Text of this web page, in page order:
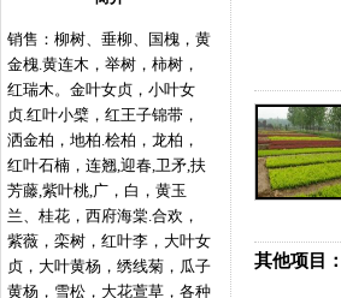
销售：柳树、垂柳、国槐，黄
金槐.黄连木，举树，柿树，
红瑞木。金叶女贞，小叶女
贞.红叶小檗，红王子锦带，
洒金柏，地柏.桧柏，龙柏，
红叶石楠，连翘,迎春,卫矛,扶
芳藤,紫叶桃,广，白，黄玉
兰、桂花，西府海棠.合欢，
紫薇，栾树，红叶李，大叶女
贞，大叶黄杨，绣线菊，瓜子
黄杨，雪松，大花萱草，各种
其他项目：